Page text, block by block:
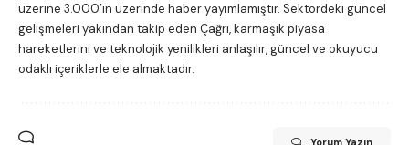
üzerine 3.000’in üzerinde haber yayımlamıştır. Sektördeki güncel
gelişmeleri yakından takip eden Çağrı, karmaşık piyasa
hareketlerini ve teknolojik yenilikleri anlaşılır, güncel ve okuyucu
odaklı içeriklerle ele almaktadır.